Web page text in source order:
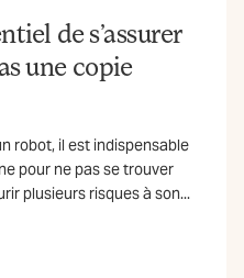
de s’assurer
une copie
robot, il est indispensable
pour ne pas se trouver
plusieurs risques à son...